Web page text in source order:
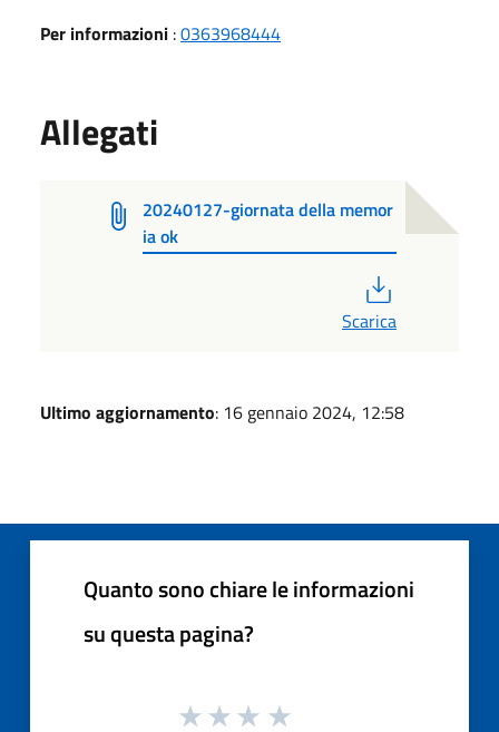
Per informazioni :0363968444
Allegati
20240127-giornata della memor
ia ok
Scarica
Ultimo aggiornamento: 16 gennaio 2024, 12:58
Quanto sono chiare le informazioni
su questa pagina?